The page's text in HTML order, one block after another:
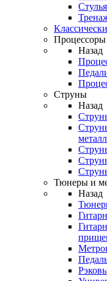
Процессоры
Назад
Струны
Назад
Тюнеры и
Назад